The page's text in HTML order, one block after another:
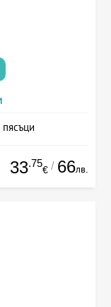
33.75
€ / 66лв.